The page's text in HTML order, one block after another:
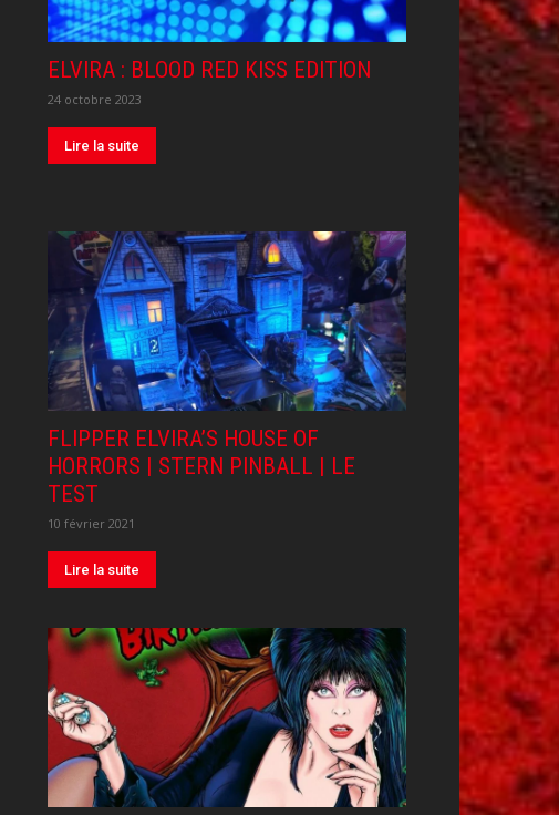
ELVIRA : BLOOD RED KISS EDITION
24 octobre 2023
Lire la suite
FLIPPER ELVIRA’S HOUSE OF
HORRORS | STERN PINBALL | LE
TEST
10 février 2021
Lire la suite